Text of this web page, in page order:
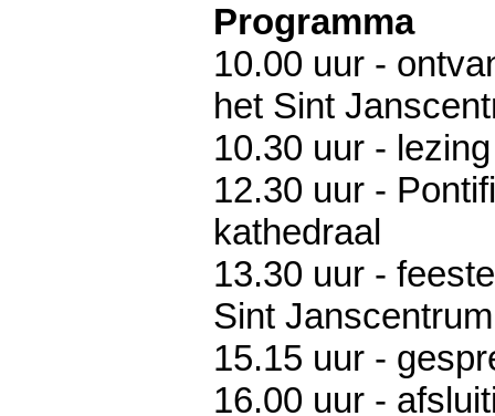
Programma
10.00 uur -
het Sint
10.30 uur - lezing
12.30 uur -
kathedraal
13.30 uur -
Sint Janscentrum
15.15 uur -
16.00 uur -